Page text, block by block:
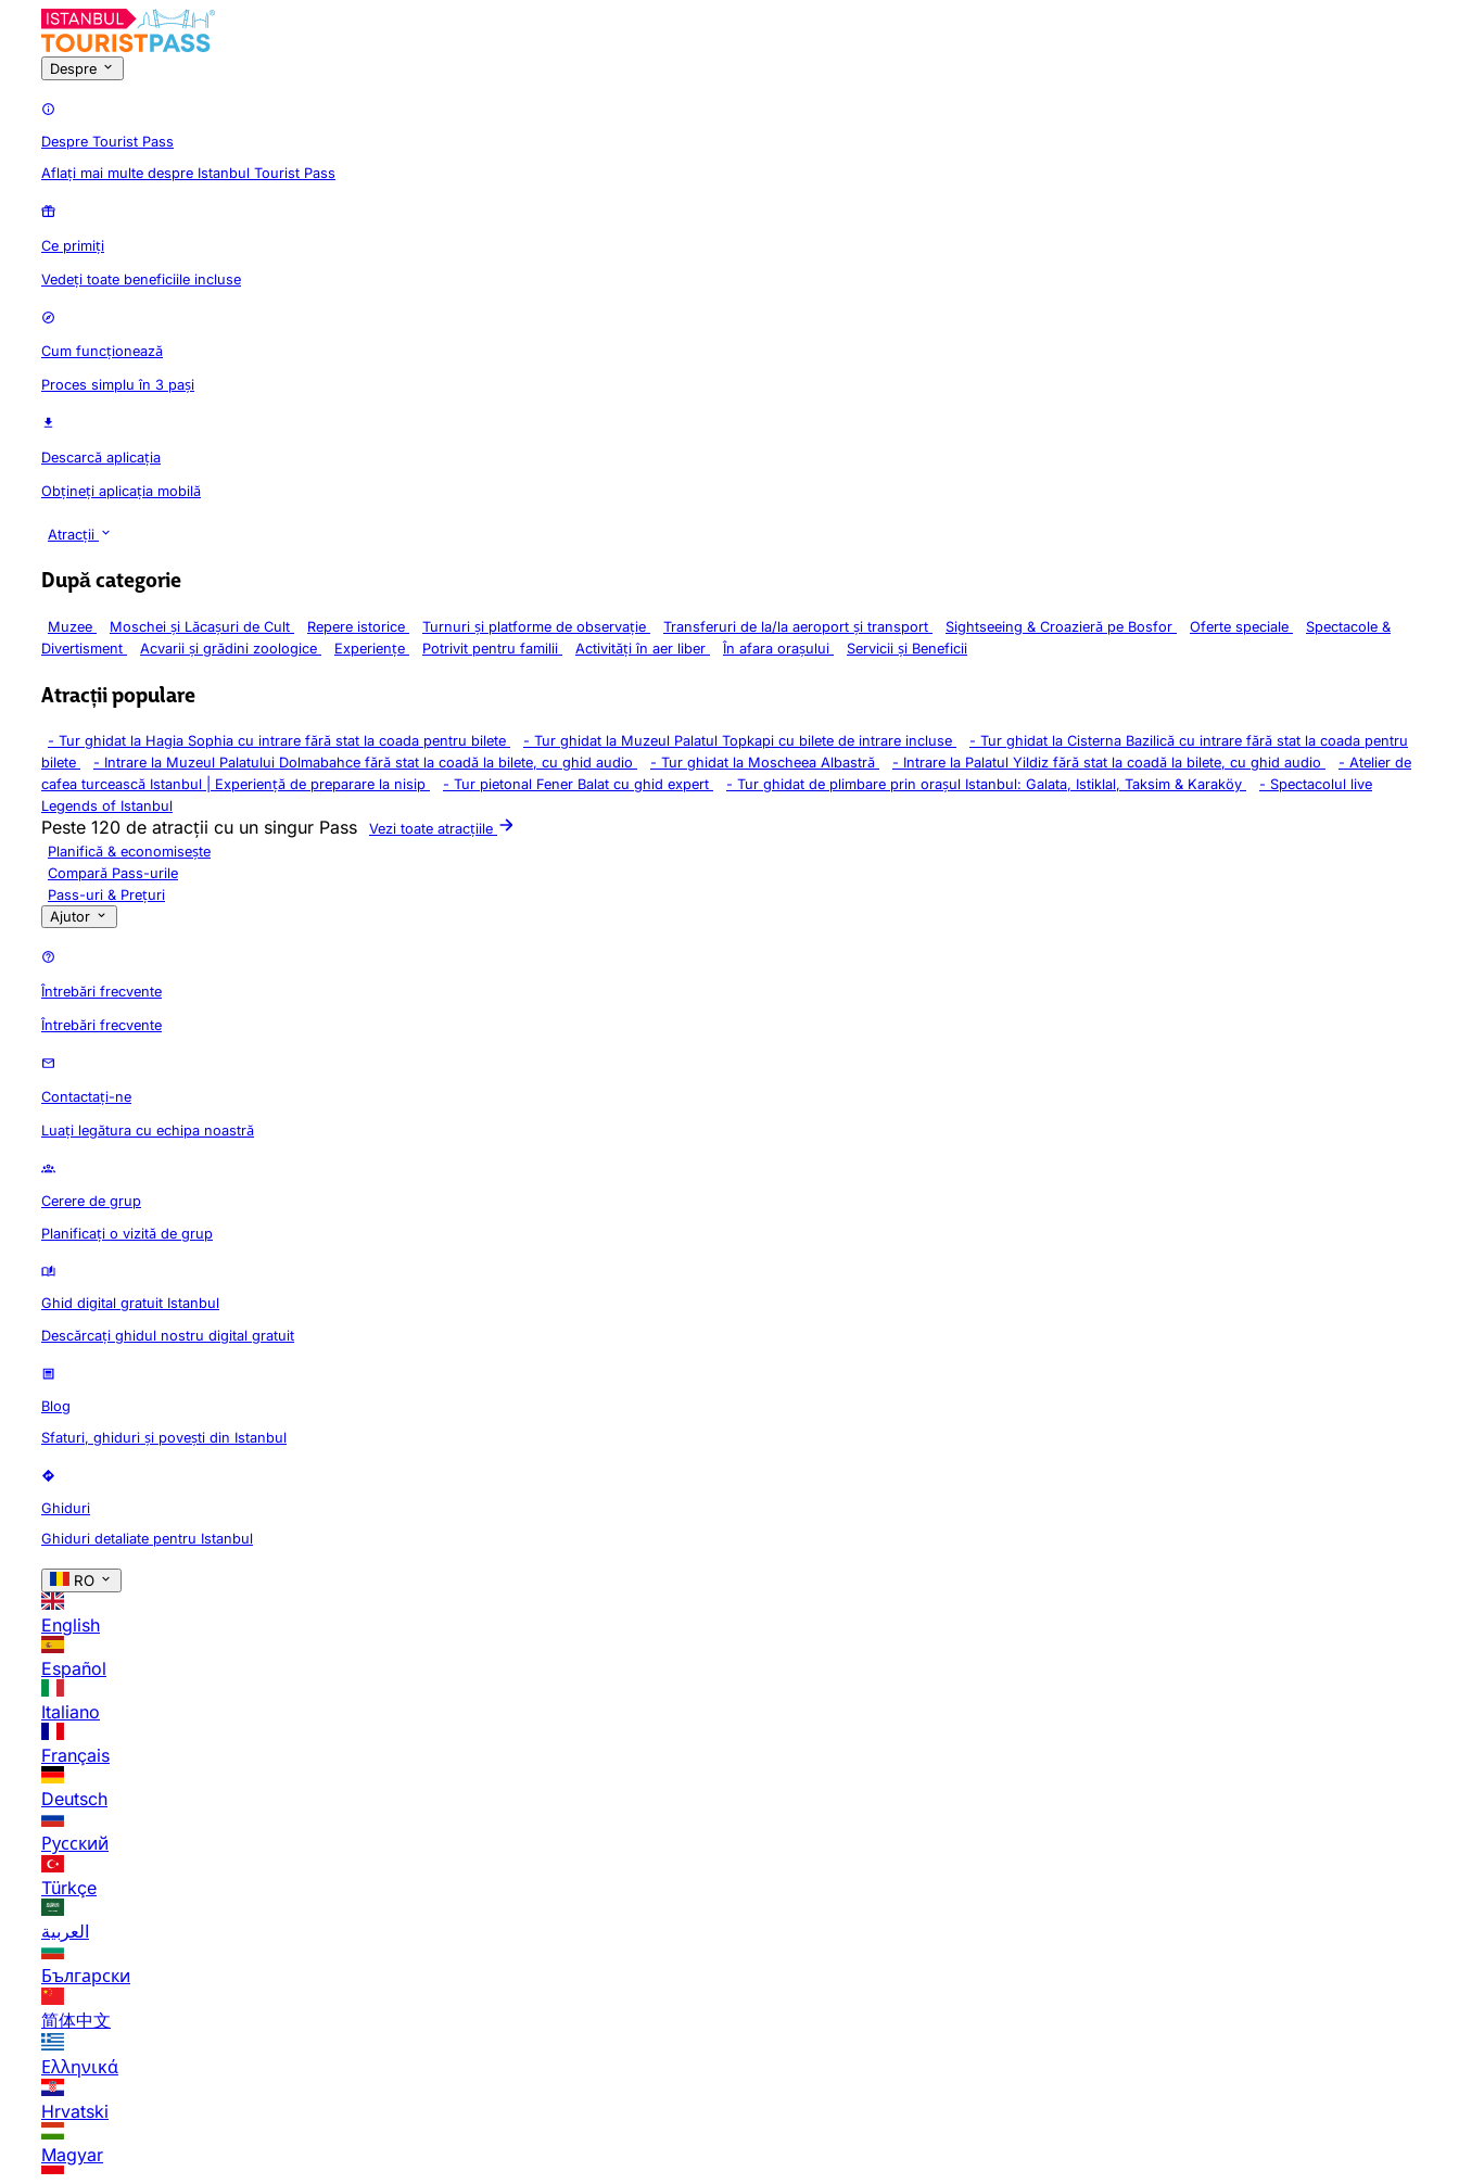
Despre
Despre Tourist Pass
Aflați mai multe despre Istanbul Tourist Pass
Ce primiți
Vedeți toate beneficiile incluse
Cum funcționează
Proces simplu în 3 pași
Descarcă aplicația
Obțineți aplicația mobilă
Atracții
După categorie
Muzee Moschei și Lăcașuri de Cult Repere istorice Turnuri și platforme de observație Transferuri de la/la aeroport și transport Sightseeing & Croazieră pe Bosfor Oferte speciale
Spectacole &
Divertisment
Acvarii și grădini zoologice Experiențe Potrivit pentru familii Activități în aer liber În afara orașului Servicii și Beneficii
Atracții populare
- Tur ghidat la Hagia Sophia cu intrare fără stat la coada pentru bilete - Tur ghidat la Muzeul Palatul Topkapi cu bilete de intrare incluse - Tur ghidat la Cisterna Bazilică cu intrare fără stat la coada pentru
bilete
- Intrare la Muzeul Palatului Dolmabahce fără stat la coadă la bilete, cu ghid audio - Tur ghidat la Moscheea Albastră - Intrare la Palatul Yildiz fără stat la coadă la bilete, cu ghid audio - Atelier de
cafea turcească Istanbul | Experiență de preparare la nisip
- Tur pietonal Fener Balat cu ghid expert - Tur ghidat de plimbare prin orașul Istanbul: Galata, Istiklal, Taksim & Karaköy - Spectacolul live
Legends of Istanbul
Peste 120 de atracții cu un singur Pass
Vezi toate atracțiile
Planifică & economisește
Compară Pass-urile
Pass-uri & Prețuri
Ajutor
Întrebări frecvente
Întrebări frecvente
Contactați-ne
Luați legătura cu echipa noastră
Cerere de grup
Planificați o vizită de grup
Ghid digital gratuit Istanbul
Descărcați ghidul nostru digital gratuit
Blog
Sfaturi, ghiduri și povești din Istanbul
Ghiduri
Ghiduri detaliate pentru Istanbul
RO
English
Español
Italiano
Français
Deutsch
Русский
Türkçe
العربية
Български
简体中文
Ελληνικά
Hrvatski
Magyar